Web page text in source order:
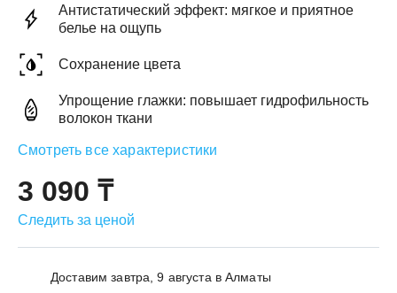
на товары
Антистатический эффект: мягкое и приятное
белье на ощупь
Сохранение цвета
Упрощение глажки: повышает гидрофильность
волокон ткани
Смотреть все характеристики
3 090 ₸
Следить за ценой
Доставим завтра, 9 августа в Алматы